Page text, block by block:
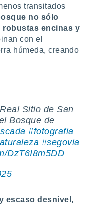
transitados
no sólo
robustas encinas y
con el
húmeda, creando
Sitio de San
Bosque de
#fotografia
#segovia
DzT6I8m5DD
escaso desnivel,